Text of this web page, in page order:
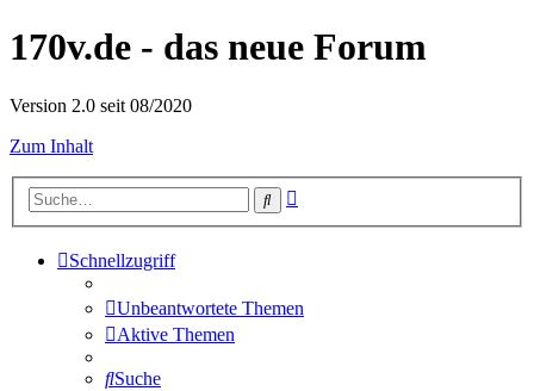
170v.de - das neue Forum
Version 2.0 seit 08/2020
Zum Inhalt
Suche
Schnellzugriff
Unbeantwortete Themen
Aktive Themen
Suche